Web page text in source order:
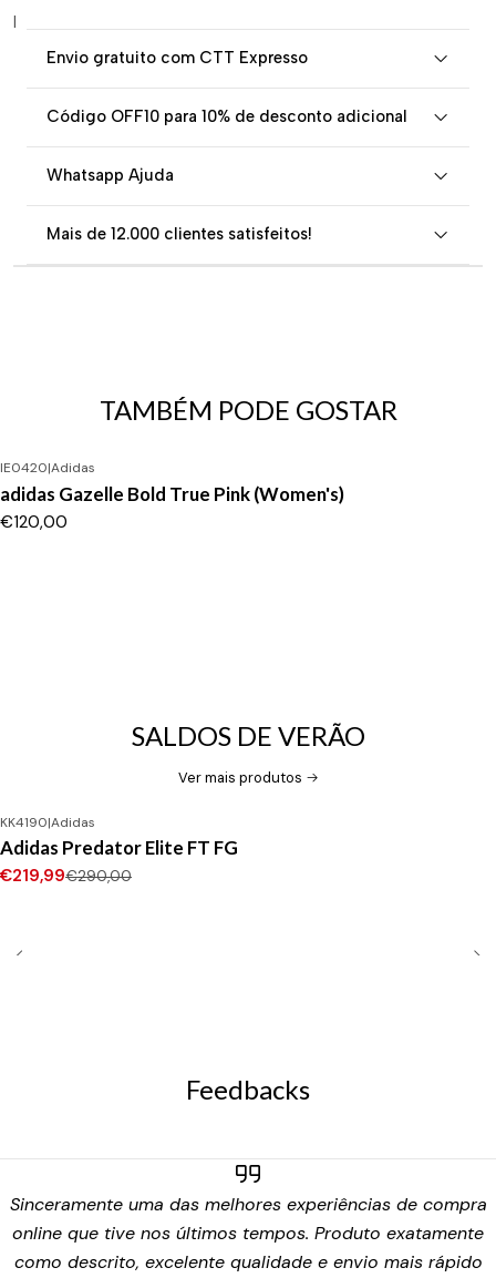
|
Envio gratuito com CTT Expresso
Código OFF10 para 10% de desconto adicional
Whatsapp Ajuda
Mais de 12.000 clientes satisfeitos!
TAMBÉM PODE GOSTAR
IE0420|Adidas
adidas Gazelle Bold True Pink (Women's)
€120,00
SALDOS DE VERÃO
Ver mais produtos
-24%DESCONTO
Novo
KK4190|Adidas
Adidas Predator Elite FT FG
€219,99€290,00
Feedbacks
Sinceramente uma das melhores experiências de compra
online que tive nos últimos tempos. Produto exatamente
como descrito, excelente qualidade e envio mais rápido